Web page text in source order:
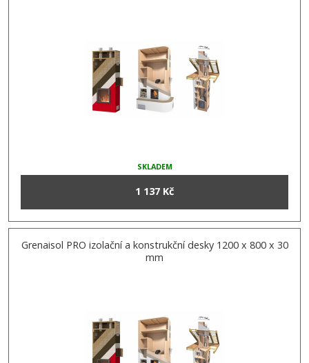
SKLADEM
1 137 Kč
Grenaisol PRO izolační a konstrukční desky 1200 x 800 x 30
mm